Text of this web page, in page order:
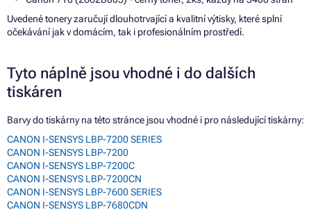
Uvedené tonery zaručují dlouhotrvající a kvalitní výtisky, které splní
očekávání jak v domácím, tak i profesionálním prostředí.
Tyto náplně jsou vhodné i do dalších
tiskáren
Barvy do tiskárny na této stránce jsou vhodné i pro následující tiskárny:
CANON I-SENSYS LBP-7200 SERIES
CANON I-SENSYS LBP-7200
CANON I-SENSYS LBP-7200C
CANON I-SENSYS LBP-7200CN
CANON I-SENSYS LBP-7600 SERIES
CANON I-SENSYS LBP-7680CDN